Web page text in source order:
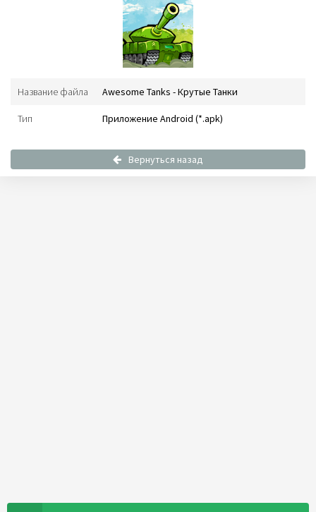
Название файла Awesome Tanks - Крутые Танки
Тип Приложение Android (*.apk)
Вернуться назад